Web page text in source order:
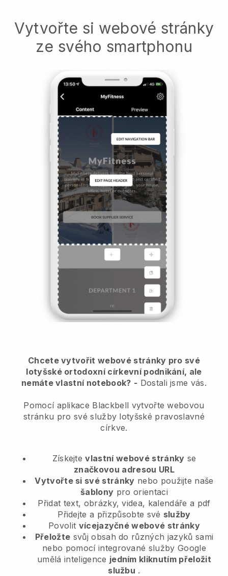
Vytvořte si webové stránky
ze svého smartphonu
Chcete vytvořit webové stránky pro své
lotyšské ortodoxní církevní podnikání, ale
nemáte vlastní notebook? - Dostali jsme vás.
Pomocí aplikace Blackbell vytvořte webovou
stránku pro své služby lotyšské pravoslavné
církve.
Získejtevlastní webové stránky se
značkovou adresou URL
Vytvořte si své stránky nebo použijte naše
šablony pro orientaci
Přidat text, obrázky, videa, kalendáře a pdf
Přidejte a přizpůsobte své služby
Povolit vícejazyčné webové stránky
Přeložte svůj obsah do různých jazyků sami
nebo pomocí integrované služby Google
umělá inteligence jedním kliknutím přeložit
službu .